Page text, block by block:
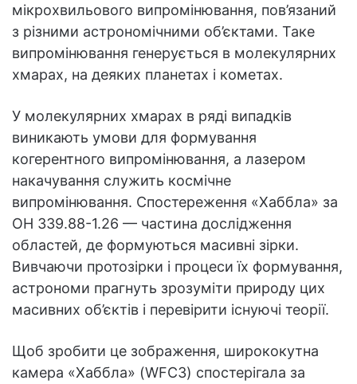
мікрохвильового випромінювання, пов’язаний
з різними астрономічними об’єктами. Таке
випромінювання генерується в молекулярних
хмарах, на деяких планетах і кометах.
У молекулярних хмарах в ряді випадків
виникають умови для формування
когерентного випромінювання, а лазером
накачування служить космічне
випромінювання. Спостереження «Хаббла» за
OH 339.88-1.26 — частина дослідження
областей, де формуються масивні зірки.
Вивчаючи протозірки і процеси їх формування,
астрономи прагнуть зрозуміти природу цих
масивних об’єктів і перевірити існуючі теорії.
Щоб зробити це зображення, ширококутна
камера «Хаббла» (WFC3) спостерігала за